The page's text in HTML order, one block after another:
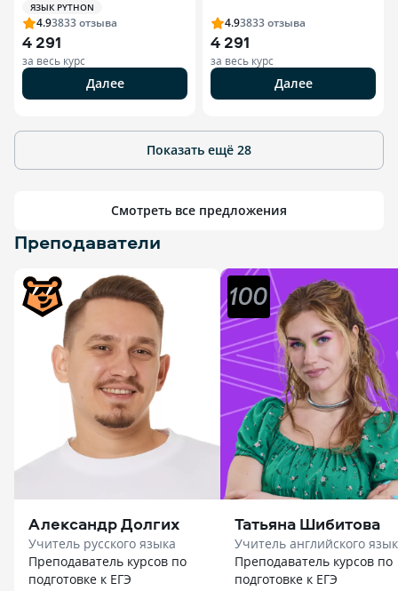
ЯЗЫК PYTHON
4.93833отзыва
4 291
за весь курс
Далее
4.93833отзыва
4 291
за весь курс
Далее
Показать ещё 28
Смотреть все предложения
Преподаватели
Александр Долгих
Учитель русского языка
Преподаватель курсов по
подготовке к ЕГЭ
Татьяна Шибитова
Учитель английского
Преподаватель курсов по
подготовке к ЕГЭ